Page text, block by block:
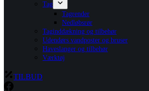
Tag
Tagrender
Nedløbsrør
Taginddækning og tilbehør
Udendørs vandposter og bruser
Haveslanger og tilbehør
Værktøj
TILBUD